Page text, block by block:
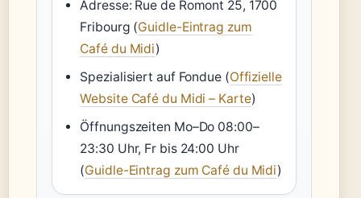
Adresse: Rue de Romont 25, 1700
Fribourg (Guidle-Eintrag zum
Café du Midi)
Spezialisiert auf Fondue (Offizielle
Website Café du Midi – Karte)
Öffnungszeiten Mo–Do 08:00–
23:30 Uhr, Fr bis 24:00 Uhr
(Guidle-Eintrag zum Café du Midi)